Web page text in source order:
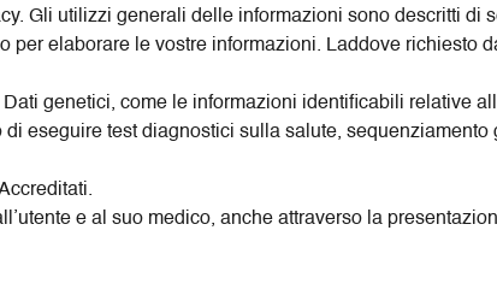
Gli utilizzi generali delle informazioni sono descritti di
elaborare le vostre informazioni. Laddove richiesto
genetici, come le informazioni identificabili relative
eseguire test diagnostici sulla salute, sequenziamento
e al suo medico, anche attraverso la